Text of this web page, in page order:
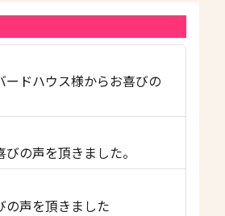
ドハウス様からお喜びの
の声を頂きました。
の声を頂きました